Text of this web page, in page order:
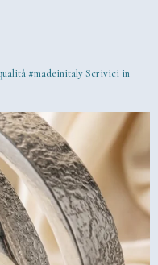
#madeinitaly Scrivici in